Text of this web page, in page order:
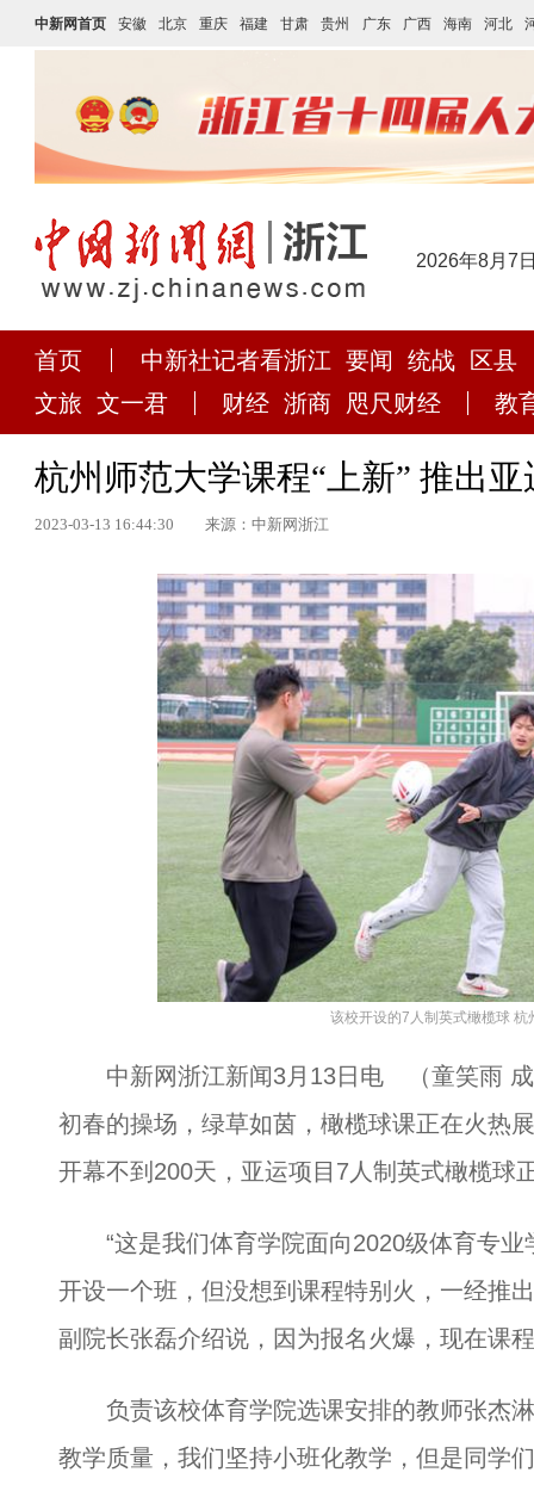
中新网首页 安徽 北京 重庆 福建 甘肃 贵州 广东 广西 海南 河北
2026年8月7
首页 中新社记者看浙江 要闻 统战
区县
文旅 文一君 财经 浙商 咫尺财经 教
杭州师范大学课程“上新” 推出
2023-03-13 16:44:30 来源：中新网浙江
该校开设的7人制英式橄榄球 杭
中新网浙江新闻3月13日电 （童笑雨
初春的操场，绿草如茵，橄榄球课正在火热
开幕不到200天，亚运项目7人制英式橄榄球
“这是我们体育学院面向2020级体育专业
开设一个班，但没想到课程特别火，一经推
副院长张磊介绍说，因为报名火爆，现在课
负责该校体育学院选课安排的教师张杰淋
教学质量，我们坚持小班化教学，但是同学